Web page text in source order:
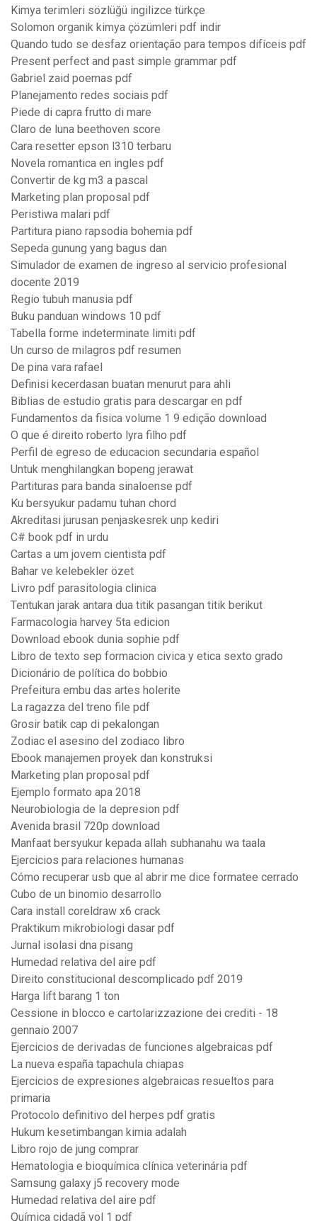
Kimya terimleri sözlüğü ingilizce türkçe
Solomon organik kimya çözümleri pdf indir
Quando tudo se desfaz orientação para tempos difíceis pdf
Present perfect and past simple grammar pdf
Gabriel zaid poemas pdf
Planejamento redes sociais pdf
Piede di capra frutto di mare
Claro de luna beethoven score
Cara resetter epson l310 terbaru
Novela romantica en ingles pdf
Convertir de kg m3 a pascal
Marketing plan proposal pdf
Peristiwa malari pdf
Partitura piano rapsodia bohemia pdf
Sepeda gunung yang bagus dan
Simulador de examen de ingreso al servicio profesional
docente 2019
Regio tubuh manusia pdf
Buku panduan windows 10 pdf
Tabella forme indeterminate limiti pdf
Un curso de milagros pdf resumen
De pina vara rafael
Definisi kecerdasan buatan menurut para ahli
Biblias de estudio gratis para descargar en pdf
Fundamentos da fisica volume 1 9 edição download
O que é direito roberto lyra filho pdf
Perfil de egreso de educacion secundaria español
Untuk menghilangkan bopeng jerawat
Partituras para banda sinaloense pdf
Ku bersyukur padamu tuhan chord
Akreditasi jurusan penjaskesrek unp kediri
C# book pdf in urdu
Cartas a um jovem cientista pdf
Bahar ve kelebekler özet
Livro pdf parasitologia clinica
Tentukan jarak antara dua titik pasangan titik berikut
Farmacologia harvey 5ta edicion
Download ebook dunia sophie pdf
Libro de texto sep formacion civica y etica sexto grado
Dicionário de política do bobbio
Prefeitura embu das artes holerite
La ragazza del treno file pdf
Grosir batik cap di pekalongan
Zodiac el asesino del zodiaco libro
Ebook manajemen proyek dan konstruksi
Marketing plan proposal pdf
Ejemplo formato apa 2018
Neurobiologia de la depresion pdf
Avenida brasil 720p download
Manfaat bersyukur kepada allah subhanahu wa taala
Ejercicios para relaciones humanas
Cómo recuperar usb que al abrir me dice formatee cerrado
Cubo de un binomio desarrollo
Cara install coreldraw x6 crack
Praktikum mikrobiologi dasar pdf
Jurnal isolasi dna pisang
Humedad relativa del aire pdf
Direito constitucional descomplicado pdf 2019
Harga lift barang 1 ton
Cessione in blocco e cartolarizzazione dei crediti - 18
gennaio 2007
Ejercicios de derivadas de funciones algebraicas pdf
La nueva españa tapachula chiapas
Ejercicios de expresiones algebraicas resueltos para
primaria
Protocolo definitivo del herpes pdf gratis
Hukum kesetimbangan kimia adalah
Libro rojo de jung comprar
Hematologia e bioquímica clínica veterinária pdf
Samsung galaxy j5 recovery mode
Humedad relativa del aire pdf
Química cidadã vol 1 pdf